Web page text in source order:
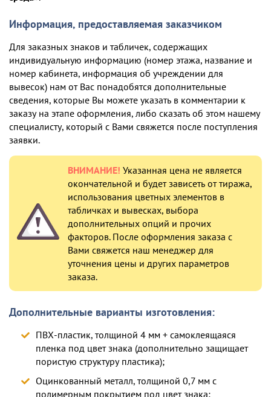
Информация, предоставляемая заказчиком
Для заказных знаков и табличек, содержащих
индивидуальную информацию (номер этажа, название и
номер кабинета, информация об учреждении для
вывесок) нам от Вас понадобятся дополнительные
сведения, которые Вы можете указать в комментарии к
заказу на этапе оформления, либо сказать об этом нашему
специалисту, который с Вами свяжется после поступления
заявки.
ВНИМАНИЕ! Указанная цена не является
окончательной и будет зависеть от тиража,
использования цветных элементов в
табличках и вывесках, выбора
дополнительных опций и прочих
факторов. После оформления заказа с
Вами свяжется наш менеджер для
уточнения цены и других параметров
заказа.
Дополнительные варианты изготовления:
ПВХ-пластик, толщиной 4 мм + самоклеящаяся
пленка под цвет знака (дополнительно защищает
пористую структуру пластика);
Оцинкованный металл, толщиной 0,7 мм с
полимерным покрытием под цвет знака;